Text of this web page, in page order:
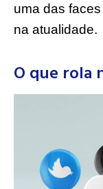
uma das
na atualidade.
O que rola